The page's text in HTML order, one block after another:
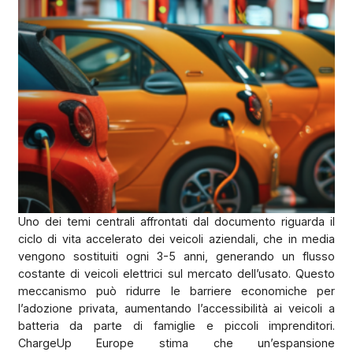
Uno dei temi centrali affrontati dal documento riguarda il
ciclo di vita accelerato dei veicoli aziendali, che in media
vengono sostituiti ogni 3-5 anni, generando un flusso
costante di veicoli elettrici sul mercato dell’usato. Questo
meccanismo può ridurre le barriere economiche per
l’adozione privata, aumentando l’accessibilità ai veicoli a
batteria da parte di famiglie e piccoli imprenditori.
ChargeUp Europe stima che un’espansione